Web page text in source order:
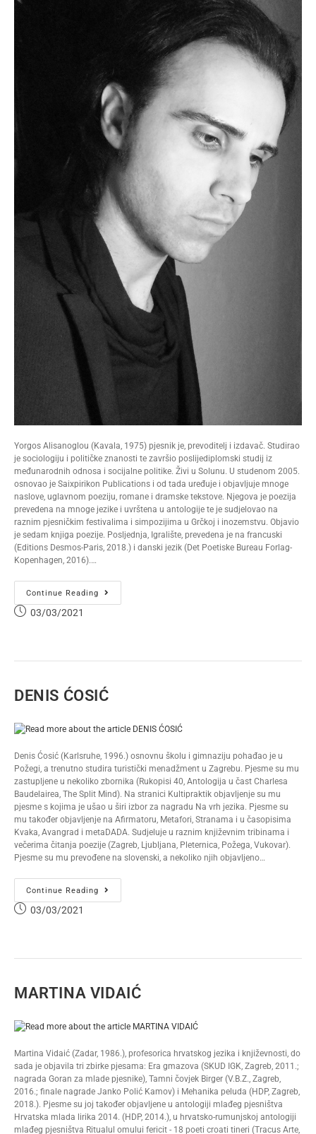
Yorgos Alisanoglou (Kavala, 1975) pjesnik je, prevoditelj i izdavač. Studirao
je sociologiju i političke znanosti te završio poslijediplomski studij iz
međunarodnih odnosa i socijalne politike. Živi u Solunu. U studenom 2005.
osnovao je Saixpirikon Publications i od tada uređuje i objavljuje mnoge
naslove, uglavnom poeziju, romane i dramske tekstove. Njegova je poezija
prevedena na mnoge jezike i uvrštena u antologije te je sudjelovao na
raznim pjesničkim festivalima i simpozijima u Grčkoj i inozemstvu. Objavio
je sedam knjiga poezije. Posljednja, Igralište, prevedena je na francuski
(Editions Desmos-Paris, 2018.) i danski jezik (Det Poetiske Bureau Forlag-
Kopenhagen, 2016).…
Continue Reading
03/03/2021
DENIS ĆOSIĆ
Denis Ćosić (Karlsruhe, 1996.) osnovnu školu i gimnaziju pohađao je u
Požegi, a trenutno studira turistički menadžment u Zagrebu. Pjesme su mu
zastupljene u nekoliko zbornika (Rukopisi 40, Antologija u čast Charlesa
Baudelairea, The Split Mind). Na stranici Kultipraktik objavljenje su mu
pjesme s kojima je ušao u širi izbor za nagradu Na vrh jezika. Pjesme su
mu također objavljenje na Afirmatoru, Metafori, Stranama i u časopisima
Kvaka, Avangrad i metaDADA. Sudjeluje u raznim književnim tribinama i
večerima čitanja poezije (Zagreb, Ljubljana, Pleternica, Požega, Vukovar).
Pjesme su mu prevođene na slovenski, a nekoliko njih objavljeno…
Continue Reading
03/03/2021
MARTINA VIDAIĆ
Martina Vidaić (Zadar, 1986.), profesorica hrvatskog jezika i književnosti, do
sada je objavila tri zbirke pjesama: Era gmazova (SKUD IGK, Zagreb, 2011.;
nagrada Goran za mlade pjesnike), Tamni čovjek Birger (V.B.Z., Zagreb,
2016.; finale nagrade Janko Polić Kamov) i Mehanika peluda (HDP, Zagreb,
2018.). Pjesme su joj također objavljene u antologiji mlađeg pjesništva
Hrvatska mlada lirika 2014. (HDP, 2014.), u hrvatsko-rumunjskoj antologiji
mlađeg pjesništva Ritualul omului fericit - 18 poeti croati tineri (Tracus Arte,